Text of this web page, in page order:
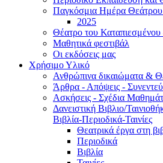
Παγκόσμια Ημέρα Θεάτρου
2025
Θέατρο του
Μαθητικά φεστιβάλ
Οι εκδόσεις μας
Χρήσιμο Υλικό
Ανθρώπινα δικαιώματα &
Άρθρα - Απόψεις -
Ασκήσεις - Σχέδια
Δανειστική Βιβλιο/
Βιβλία-Περιοδικά-Ταινίες
Θεατρικά έργα στη
Περιοδικά
Βιβλία